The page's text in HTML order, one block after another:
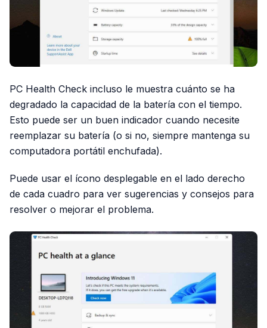
PC Health Check incluso le muestra cuánto se ha
degradado la capacidad de la batería con el tiempo.
Esto puede ser un buen indicador cuando necesite
reemplazar su batería (o si no, siempre mantenga su
computadora portátil enchufada).
Puede usar el ícono desplegable en el lado derecho
de cada cuadro para ver sugerencias y consejos para
resolver o mejorar el problema.